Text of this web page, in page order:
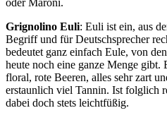
oder Maroni.
Grignolino Euli: Euli ist ein, aus
Begriff und für Deutschsprecher
bedeutet ganz einfach Eule, von
heute noch eine ganze Menge gibt.
floral, rote Beeren, alles sehr zart
erstaunlich viel Tannin. Ist folglich
dabei doch stets leichtfüßig.